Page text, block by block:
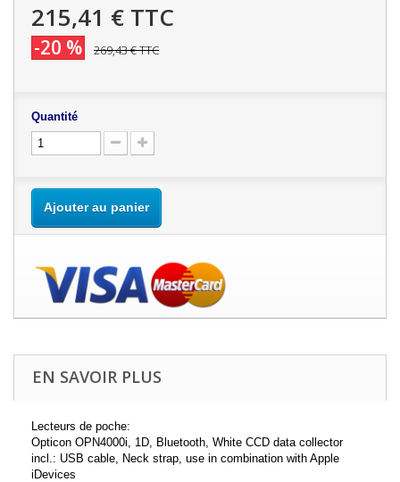
215,41 € TTC
-20 % 269,43 €TTC
Quantité
Ajouter au panier
EN SAVOIR PLUS
Lecteurs de poche:
Opticon OPN4000i, 1D, Bluetooth, White CCD data collector
incl.: USB cable, Neck strap, use in combination with Apple
iDevices